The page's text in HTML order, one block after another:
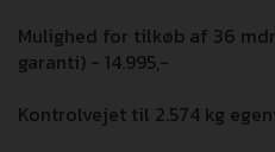
Mulighed for tilkøb af 36
garanti) - 14.995,-
Kontrolvejet til 2.574 kg